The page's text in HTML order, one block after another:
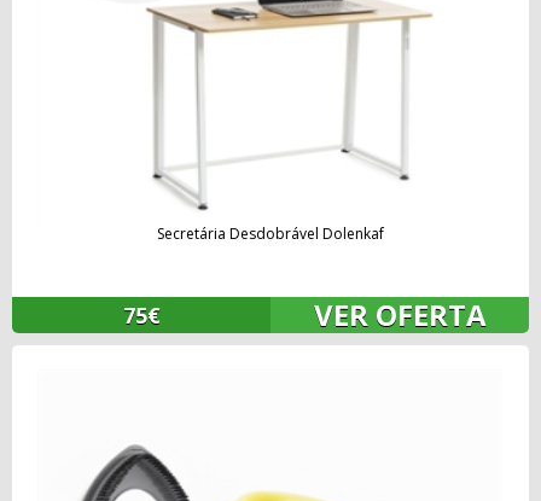
Secretária Desdobrável Dolenkaf
75€ VER OFERTA